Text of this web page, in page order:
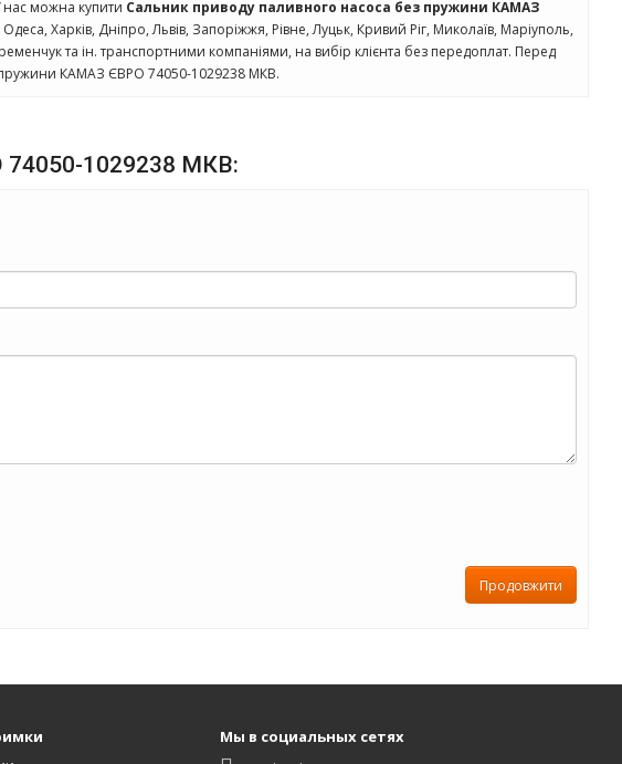
нас можна купити Сальник приводу паливного насоса без пружини КАМАЗ
Харків, Дніпро, Львів, Запоріжжя, Рівне, Луцьк, Кривий Ріг, Миколаїв, Маріуполь,
та ін. транспортними компаніями, на вибір клієнта без передоплат. Перед
КАМАЗ ЄВРО 74050-1029238 МКВ.
74050-1029238 МКВ:
Продовжити
Мы в социальных сетях